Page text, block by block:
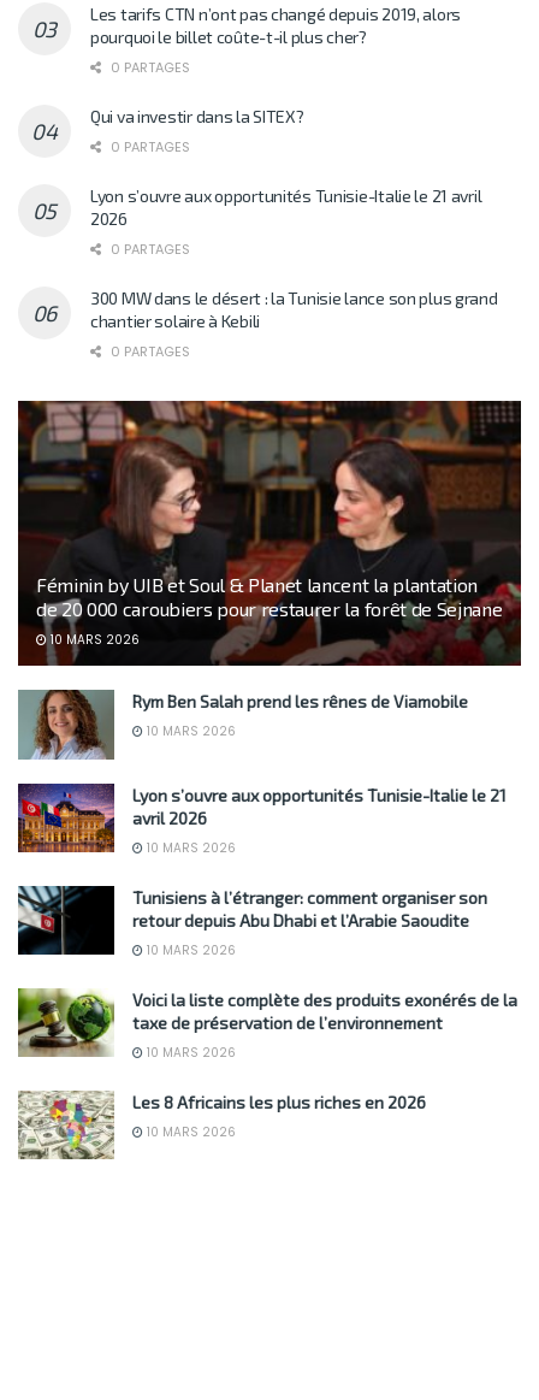
Les tarifs CTN n’ont pas changé depuis 2019, alors
pourquoi le billet coûte-t-il plus cher?
0 PARTAGES
Qui va investir dans la SITEX?
0 PARTAGES
Lyon s’ouvre aux opportunités Tunisie-Italie le 21 avril
2026
0 PARTAGES
300 MW dans le désert : la Tunisie lance son plus grand
chantier solaire à Kebili
0 PARTAGES
Féminin by UIB et Soul & Planet lancent la plantation
de 20 000 caroubiers pour restaurer la forêt de Sejnane
10 MARS 2026
Rym Ben Salah prend les rênes de Viamobile
10 MARS 2026
Lyon s’ouvre aux opportunités Tunisie-Italie le 21
avril 2026
10 MARS 2026
Tunisiens à l’étranger: comment organiser son
retour depuis Abu Dhabi et l’Arabie Saoudite
10 MARS 2026
Voici la liste complète des produits exonérés de la
taxe de préservation de l’environnement
10 MARS 2026
Les 8 Africains les plus riches en 2026
10 MARS 2026